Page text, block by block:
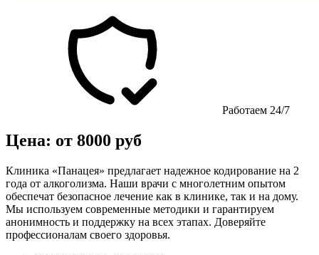
Работаем 24/7
Цена: от 8000 руб
Клиника «Панацея» предлагает надежное кодирование на 2
года от алкоголизма. Наши врачи с многолетним опытом
обеспечат безопасное лечение как в клинике, так и на дому.
Мы используем современные методики и гарантируем
анонимность и поддержку на всех этапах. Доверяйте
профессионалам своего здоровья.